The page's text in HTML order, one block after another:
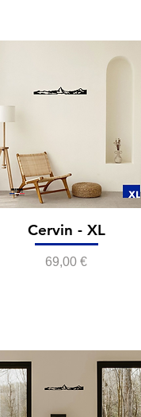
Cervin - XL
Prix
69,00 €